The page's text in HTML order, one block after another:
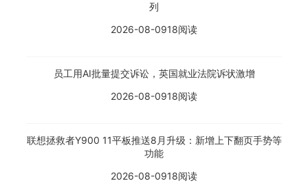
列
2026-08-0918阅读
员工用AI批量提交诉讼，英国就业法院诉状激增
2026-08-0918阅读
联想拯救者Y900 11平板推送8月升级：新增上下翻页手势等
功能
2026-08-0918阅读